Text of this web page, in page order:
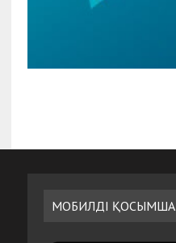
МОБИЛДІ ҚОСЫМША